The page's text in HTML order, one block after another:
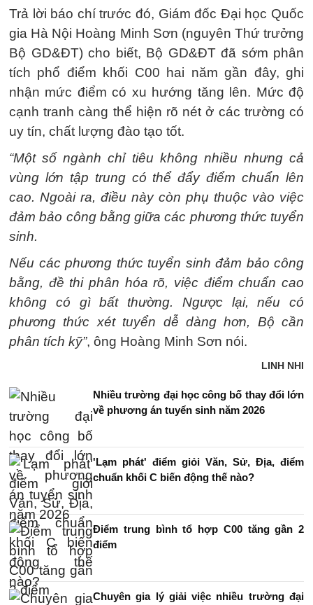
Trả lời báo chí trước đó, Giám đốc Đại học Quốc
gia Hà Nội Hoàng Minh Sơn (nguyên Thứ trưởng
Bộ GD&ĐT) cho biết, Bộ GD&ĐT đã sớm phân
tích phổ điểm khối C00 hai năm gần đây, ghi
nhận mức điểm có xu hướng tăng lên. Mức độ
cạnh tranh càng thể hiện rõ nét ở các trường có
uy tín, chất lượng đào tạo tốt.
“Một số ngành chỉ tiêu không nhiều nhưng cả
vùng lớn tập trung có thể đẩy điểm chuẩn lên
cao. Ngoài ra, điều này còn phụ thuộc vào việc
đảm bảo công bằng giữa các phương thức tuyển
sinh.
Nếu các phương thức tuyển sinh đảm bảo công
bằng, đề thi phân hóa rõ, việc điểm chuẩn cao
không có gì bất thường. Ngược lại, nếu có
phương thức xét tuyển dễ dàng hơn, Bộ cần
phân tích kỹ”, ông Hoàng Minh Sơn nói.
LINH NHI
Nhiều trường đại học công bố thay đổi lớn
về phương án tuyển sinh năm 2026
'Lạm phát' điểm giỏi Văn, Sử, Địa, điểm
chuẩn khối C biến động thế nào?
Điểm trung bình tổ hợp C00 tăng gần 2
điểm
Chuyên gia lý giải việc nhiều trường đại